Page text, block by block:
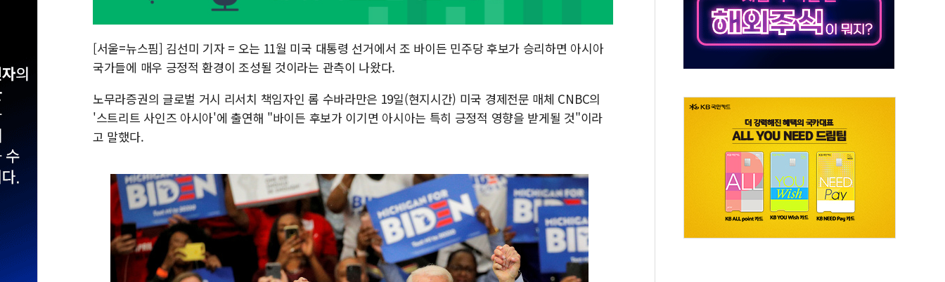
[특징주] 美 반도체 약세에 S7 모두 '파란불'
정점식 "경찰, 민중 아닌 권력 지팡이 자처…보완수사권 폐지해도 되나"
[서울=뉴스핌] 김선미 기자 = 오는 11월 미국 대통령 선거에서 조 바이든 민주당 후보가 승리하면 아시아
국가들에 매우 긍정적 환경이 조성될 것이라는 관측이 나왔다.
노무라증권의 글로벌 거시 리서치 책임자인 롬 수바라만은 19일(현지시간) 미국 경제전문 매체 CNBC의
'스트리트 사인즈 아시아'에 출연해 "바이든 후보가 이기면 아시아는 특히 긍정적 영향을 받게될 것"이라
고 말했다.